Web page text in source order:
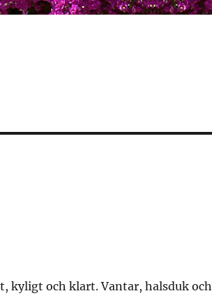
kyligt och klart. Vantar, halsduk och